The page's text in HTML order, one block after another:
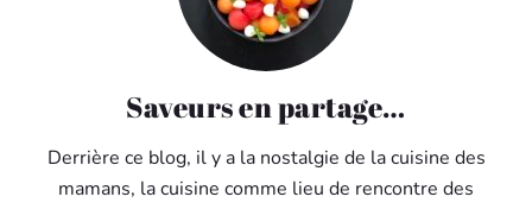
Saveurs en partage…
Derrière ce blog, il y a la nostalgie de la cuisine des
mamans, la cuisine comme lieu de rencontre des